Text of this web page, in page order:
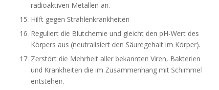
radioaktiven Metallen an.
Hilft gegen Strahlenkrankheiten
Reguliert die Blutchemie und gleicht den pH-Wert des
Körpers aus (neutralisiert den Säuregehalt im Körper).
Zerstört die Mehrheit aller bekannten Viren, Bakterien
und Krankheiten die im Zusammenhang mit Schimmel
entstehen.